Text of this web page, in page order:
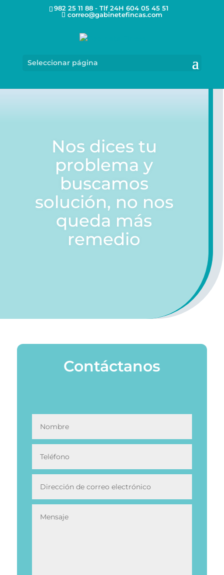
982 25 11 88 - Tlf 24H 604 05 45 51
correo@gabinetefincas.com
Seleccionar página
Nos dices tu
problema y
buscamos
solución, no nos
queda más
remedio
Contáctanos